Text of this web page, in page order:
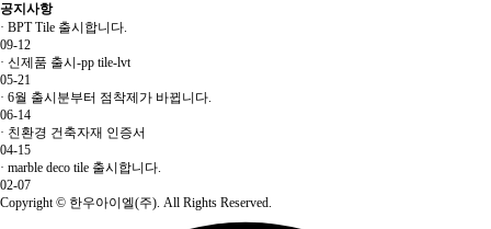
공지사항
· BPT Tile 출시합니다.
09-12
· 신제품 출시-pp tile-lvt
05-21
· 6월 출시분부터 점착제가 바뀝니다.
06-14
· 친환경 건축자재 인증서
04-15
· marble deco tile 출시합니다.
02-07
Copyright© 한우아이엘(주). All Rights Reserved.